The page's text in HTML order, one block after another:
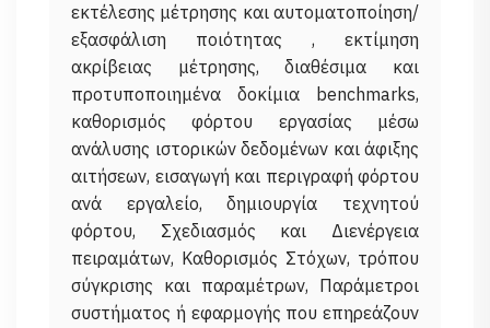
εκτέλεσης μέτρησης και αυτοματοποίηση/
εξασφάλιση ποιότητας , εκτίμηση
ακρίβειας μέτρησης, διαθέσιμα και
προτυποποιημένα δοκίμια benchmarks,
καθορισμός φόρτου εργασίας μέσω
ανάλυσης ιστορικών δεδομένων και άφιξης
αιτήσεων, εισαγωγή και περιγραφή φόρτου
ανά εργαλείο, δημιουργία τεχνητού
φόρτου, Σχεδιασμός και Διενέργεια
πειραμάτων, Καθορισμός Στόχων, τρόπου
σύγκρισης και παραμέτρων, Παράμετροι
συστήματος ή εφαρμογής που επηρεάζουν